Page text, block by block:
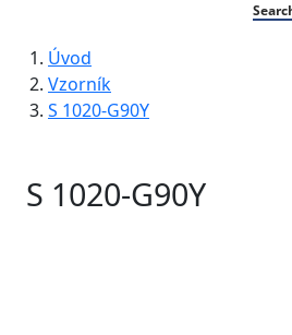
Úvod
Vzorník
S 1020-G90Y
S 1020-G90Y